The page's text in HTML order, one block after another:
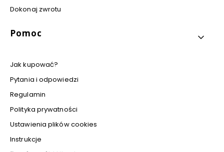
Dokonaj zwrotu
Pomoc
Jak kupować?
Pytania i odpowiedzi
Regulamin
Polityka prywatności
Ustawienia plików cookies
Instrukcje